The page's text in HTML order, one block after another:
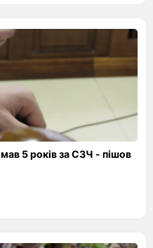
5 років за СЗЧ - пішов